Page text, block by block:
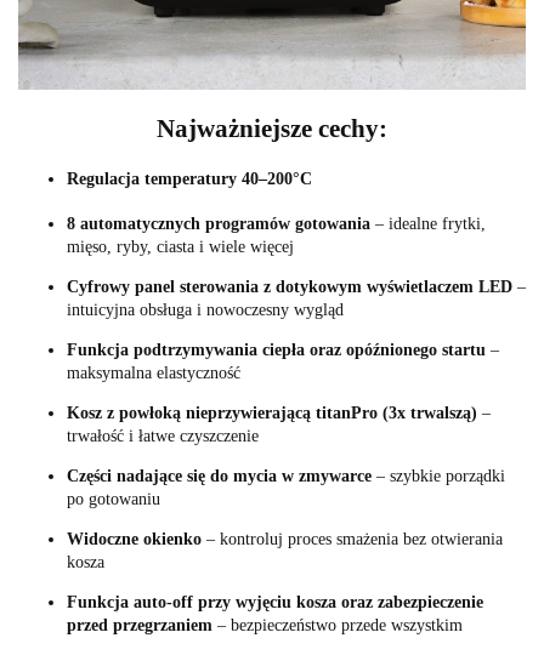
Najważniejsze cechy:
Regulacja temperatury 40–200°C
8 automatycznych programów gotowania – idealne frytki,
mięso, ryby, ciasta i wiele więcej
Cyfrowy panel sterowania z dotykowym wyświetlaczem LED –
intuicyjna obsługa i nowoczesny wygląd
Funkcja podtrzymywania ciepła oraz opóźnionego startu –
maksymalna elastyczność
Kosz z powłoką nieprzywierającą titanPro (3x trwalszą) –
trwałość i łatwe czyszczenie
Części nadające się do mycia w zmywarce – szybkie porządki
po gotowaniu
Widoczne okienko – kontroluj proces smażenia bez otwierania
kosza
Funkcja auto-off przy wyjęciu kosza oraz zabezpieczenie
przed przegrzaniem – bezpieczeństwo przede wszystkim